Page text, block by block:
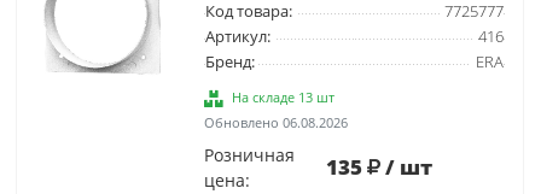
Код товара:
7725777
Артикул:
416
Бренд:
ERA
На складе 13 шт
Обновлено 06.08.2026
Розничная
цена:
135 / шт